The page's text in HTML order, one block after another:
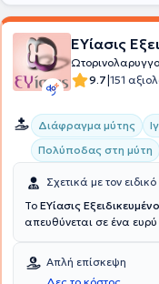
ΕΥίασις
9.7|151
Διάφραγμα μύτης
Πολύποδας στη μύτη
Σχετικά με τον ειδικό
Το ΕΥίασις
απευθύνεται σε ένα
εξασφάλιση υψηλής
πλήθος εξειδικευμένων
Απλή επίσκεψη